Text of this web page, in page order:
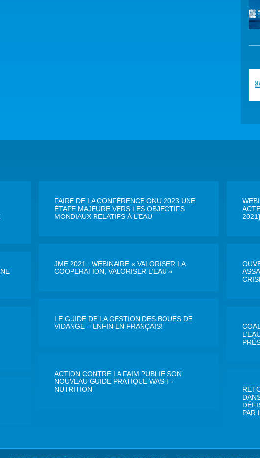
FAIRE DE LA CONFÉRENCE ONU 2023 UNE
ÉTAPE MAJEURE VERS LES OBJECTIFS
MONDIAUX RELATIFS À L’EAU
2021]
JME 2021 : WEBINAIRE « VALORISER LA
COOPERATION, VALORISER L’EAU »
LE GUIDE DE LA GESTION DES BOUES DE
VIDANGE – ENFIN EN FRANÇAIS!
ACTION CONTRE LA FAIM PUBLIE SON
NOUVEAU GUIDE PRATIQUE WASH -
NUTRITION
PAR